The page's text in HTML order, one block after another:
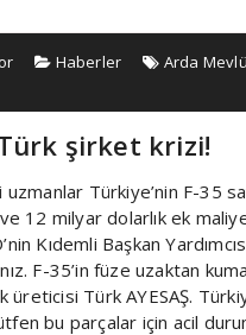
Haberler Arda
Türk şirket krizi!
uzmanlar Türkiye’nin F-35
ve 12 milyar dolarlık ek
Kıdemli Başkan
F-35’in füze uzaktan
üreticisi Türk AYESAŞ.
bu parçalar için acil